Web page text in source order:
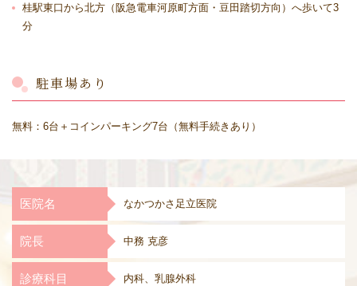
桂駅東口から北方（阪急電車河原町方面・豆田踏切方向）へ歩いて3
分
駐車場あり
無料：6台＋コインパーキング7台（無料手続きあり）
医院名 なかつかさ足立医院
院長 中務 克彦
診療科目 内科、乳腺外科